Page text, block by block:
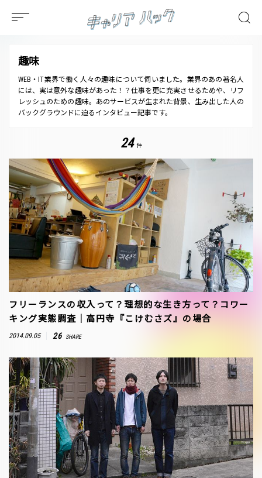
趣味
WEB・IT業界で働く人々の趣味について伺いました。業界のあの著名人
には、実は意外な趣味があった！？仕事を更に充実させるためや、リフ
レッシュのための趣味。あのサービスが生まれた背景、生み出した人の
バックグラウンドに迫るインタビュー記事です。
24 件
フリーランスの収入って？理想的な生き方って？コワー
キング実態調査｜高円寺『こけむさズ』の場合
2014.09.05 26 SHARE